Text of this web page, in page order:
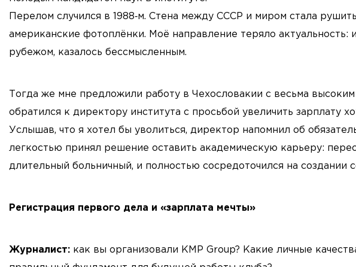
Перелом случился в 1988‑м. Стена между СССР и миром стала
американские фотоплёнки. Моё направление теряло актуальность:
рубежом, казалось бессмысленным.
Тогда же мне предложили работу в Чехословакии с весьма
обратился к директору института с просьбой увеличить зарплату
Услышав, что я хотел бы уволиться, директор напомнил об
легкостью принял решение оставить академическую карьеру:
длительный больничный, и полностью сосредоточился на создании
Регистрация первого дела и «зарплата мечты»
Журналист: как вы организовали KMP Group? Какие личные